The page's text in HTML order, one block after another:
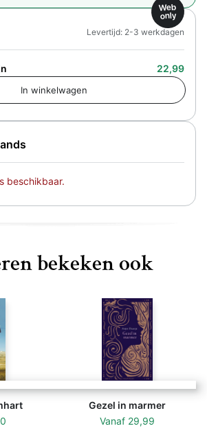
beschikbaar.
Web
only
22,99
Levertijd: 2-3 werkdagen
bekeken ook
Gezel in marmer
Vanaf 29,99